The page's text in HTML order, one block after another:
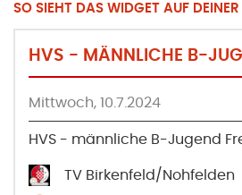
SO SIEHT DAS WIDGET AUF
Mittwoch, 10.7.2024
HVS - männliche B-Jugend
TV Birkenfeld/Nohfelden